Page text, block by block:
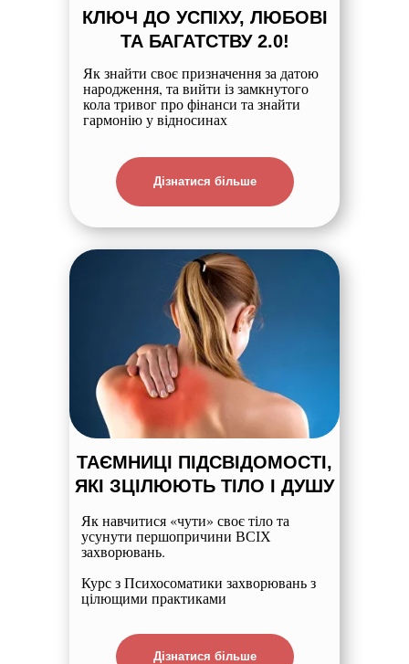
Як навчитися «чути» своє тіло та
усунути першопричини ВСІХ
захворювань.
Курс з Психосоматики захворювань з
цілющими практиками
Як знайти своє призначення за датою
народження, та вийти із замкнутого
кола тривог про фінанси та знайти
гармонію у відносинах
ТАЄМНИЦІ ПІДСВІДОМОСТІ,
ЯКІ ЗЦІЛЮЮТЬ ТІЛО І ДУШУ
КЛЮЧ ДО УСПІХУ, ЛЮБОВІ
ТА БАГАТСТВУ 2.0!
Дізнатися більше
Дізнатися більше